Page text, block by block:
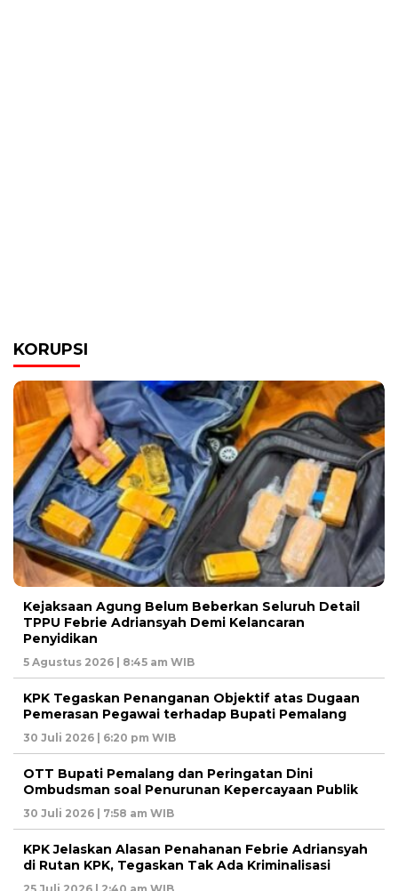
KORUPSI
Kejaksaan Agung Belum Beberkan Seluruh Detail
TPPU Febrie Adriansyah Demi Kelancaran
Penyidikan
5 Agustus 2026 | 8:45 am WIB
KPK Tegaskan Penanganan Objektif atas Dugaan
Pemerasan Pegawai terhadap Bupati Pemalang
30 Juli 2026 | 6:20 pm WIB
OTT Bupati Pemalang dan Peringatan Dini
Ombudsman soal Penurunan Kepercayaan Publik
30 Juli 2026 | 7:58 am WIB
KPK Jelaskan Alasan Penahanan Febrie Adriansyah
di Rutan KPK, Tegaskan Tak Ada Kriminalisasi